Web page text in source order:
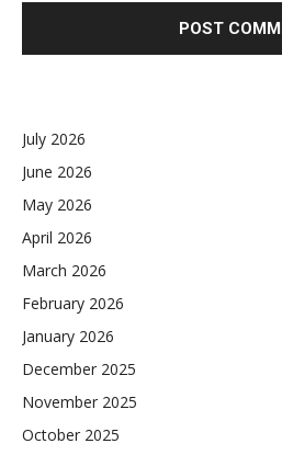
July 2026
June 2026
May 2026
April 2026
March 2026
February 2026
January 2026
December 2025
November 2025
October 2025